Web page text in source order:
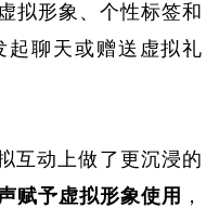
拟形象、个性标签和
起聊天或赠送虚拟礼
互动上做了更沉浸的
赋予虚拟形象使用 ，